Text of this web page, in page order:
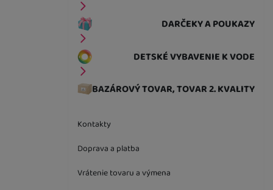
DARČEKY A POUKAZY
DETSKÉ VYBAVENIE K VODE
BAZÁROVÝ TOVAR, TOVAR 2. KVALITY
Kontakty
Doprava a platba
Vrátenie tovaru a výmena